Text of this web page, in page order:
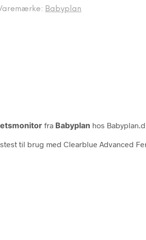
Babyplan
fra Babyplan hos
til brug med Clearblue Advanced